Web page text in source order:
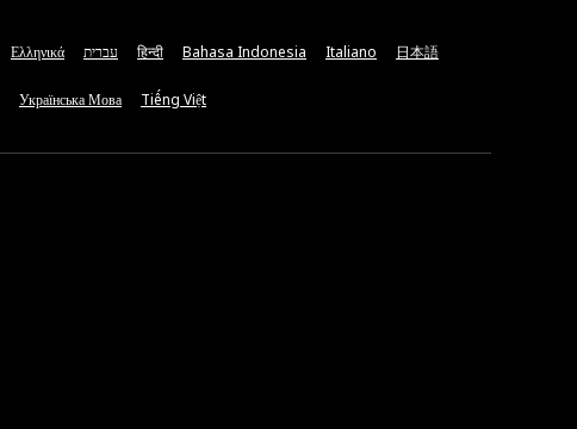
Ελληνικά עברית हिन्दी Bahasa Indonesia Italiano 日本語
Українська Мова Tiếng Việt